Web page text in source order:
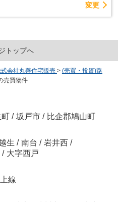
変更
トップへ
会社丸善住宅販売 > (売買・投資)路
売買物件
町 / 坂戸市 / 比企郡鳩山町
生 / 南台 / 岩井西 /
/ 大字西戸
線